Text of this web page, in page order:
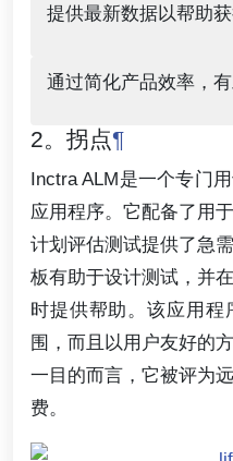
提供最新数据以帮助
通过简化产品效率，
2。拐点¶
Inctra ALM是一个专门
应用程序。它配备了用
计划评估测试提供了急
板有助于设计测试，并
时提供帮助。该应用
围，而且以用户友好的
一目的而言，它被评为
费。